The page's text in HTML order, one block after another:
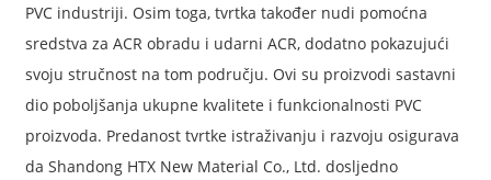
PVC industriji. Osim toga, tvrtka također nudi pomoćna
sredstva za ACR obradu i udarni ACR, dodatno pokazujući
svoju stručnost na tom području. Ovi su proizvodi sastavni
dio poboljšanja ukupne kvalitete i funkcionalnosti PVC
proizvoda. Predanost tvrtke istraživanju i razvoju osigurava
da Shandong HTX New Material Co., Ltd. dosljedno